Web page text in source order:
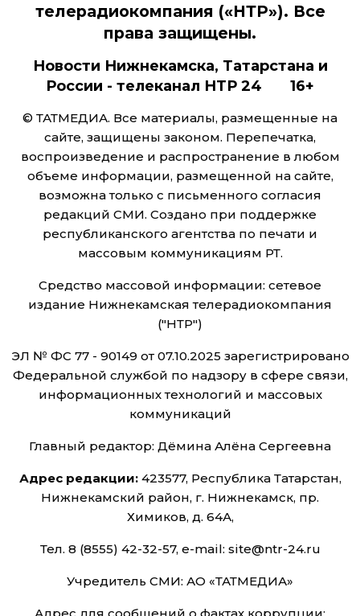
телерадиокомпания («НТР»). Все
права защищены.
Новости Нижнекамска, Татарстана и
России - телеканал НТР 24 16+
© ТАТМЕДИА. Все материалы, размещенные на
сайте, защищены законом. Перепечатка,
воспроизведение и распространение в любом
объеме информации, размещенной на сайте,
возможна только с письменного согласия
редакций СМИ. Создано при поддержке
республиканского агентства по печати и
массовым коммуникациям РТ.
Средство массовой информации: сетевое
издание Нижнекамская телерадиокомпания
("НТР")
ЭЛ № ФС 77 - 90149 от 07.10.2025 зарегистрировано
Федеральной службой по надзору в сфере связи,
информационных технологий и массовых
коммуникаций
Главный редактор: Дёмина Алёна Сергеевна
Адрес редакции:423577, Республика Татарстан,
Нижнекамский район, г. Нижнекамск, пр.
Химиков, д. 64А,
Тел. 8 (8555) 42-32-57, e-mail: site@ntr-24.ru
Учредитель СМИ: АО «ТАТМЕДИА»